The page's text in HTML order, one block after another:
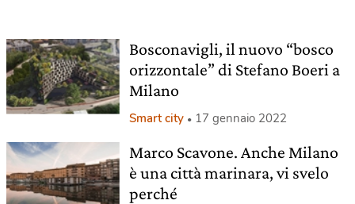
Bosconavigli, il nuovo “bosco
orizzontale” di Stefano Boeri a
Milano
Smart city 17 gennaio 2022
Marco Scavone. Anche Milano
è una città marinara, vi svelo
perché